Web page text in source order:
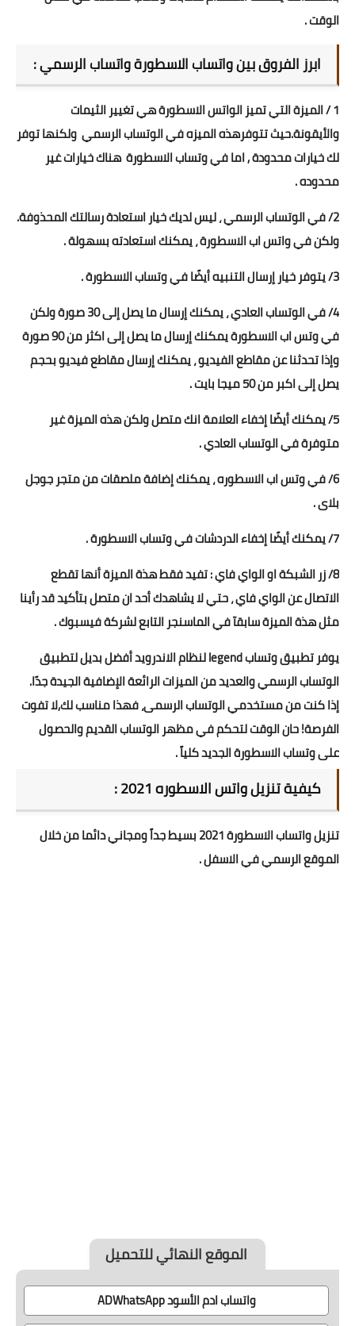
الوقت .
ابرز الفروق بين واتساب الاسطورة واتساب الرسمي :
1 / الميزة التي تميز الواتس الاسطورة هي تغيير الثيمات
والأيقونة.حيث تتوفرهذه الميزه في الوتساب الرسمي ولكنها توفر
لك خيارات محدودة , اما في وتساب الاسطورة هناك خيارات غير
محدوده .
2/ في الوتساب الرسمي ، ليس لديك خيار استعادة رسالتك المحذوفة.
ولكن في واتس اب الاسطورة ، يمكنك استعادته بسهولة .
3/ يتوفر خيار إرسال التنبيه أيضًا في وتساب الاسطورة .
4/ في الوتساب العادي ، يمكنك إرسال ما يصل إلى 30 صورة ولكن
في وتس اب الاسطورة يمكنك إرسال ما يصل إلى اكثر من 90 صورة
وإذا تحدثنا عن مقاطع الفيديو ، يمكنك إرسال مقاطع فيديو بحجم
يصل إلى اكبر من 50 ميجا بايت .
5/ يمكنك أيضًا إخفاء العلامة انك متصل ولكن هذه الميزة غير
متوفرة في الوتساب العادي .
6/ في وتس اب الاسطوره ، يمكنك إضافة ملصقات من متجر جوجل
بلاى .
7/ يمكنك أيضًا إخفاء الدردشات في وتساب الاسطورة .
8/ زر الشبكة او الواي فاي : تفيد فقط هذة الميزة أنها تقطع
الاتصال عن الواي فاي ، حتي لا يشاهدك أحد ان متصل بتأكيد قد رأينا
مثل هذة الميزة سابقآ في الماسنجر التابع لشركة فيسبوك .
يوفر تطبيق وتساب legend لنظام الاندرويد أفضل بديل لتطبيق
الوتساب الرسمي والعديد من الميزات الرائعة الإضافية الجيدة جدًا.
إذا كنت من مستخدمي الوتساب الرسمى، فهذا مناسب لك,لا تفوت
الفرصة! حان الوقت لتحكم في مظهر الوتساب القديم والحصول
على وتساب الاسطورة الجديد كلياً .
كيفية تنزيل واتس الاسطوره 2021 :
تنزيل واتساب الاسطورة 2021 بسيط جداً ومجاني دائما من خلال
الموقع الرسمي في الاسفل .
الموقع النهائي للتحميل
واتساب ادم الأسود ADWhatsApp